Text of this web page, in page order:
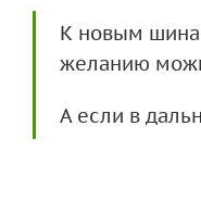
К новым
желанию
А если в